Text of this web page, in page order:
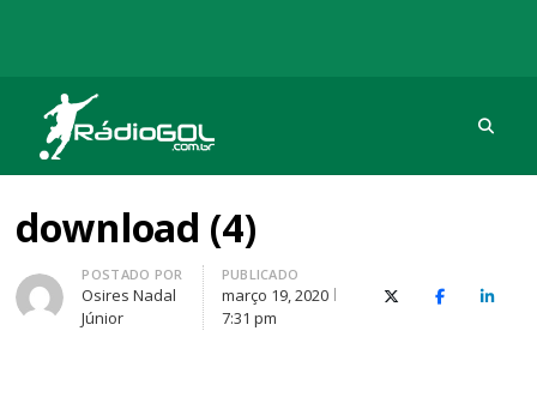
Rádio Gol
Há mais de 20 anos com as melhores coberturas
download (4)
Autor
POSTADO POR
Osires Nadal
Júnior
PUBLICADO
março 19, 2020
7:31 pm
X (Twitter)Facebook
O